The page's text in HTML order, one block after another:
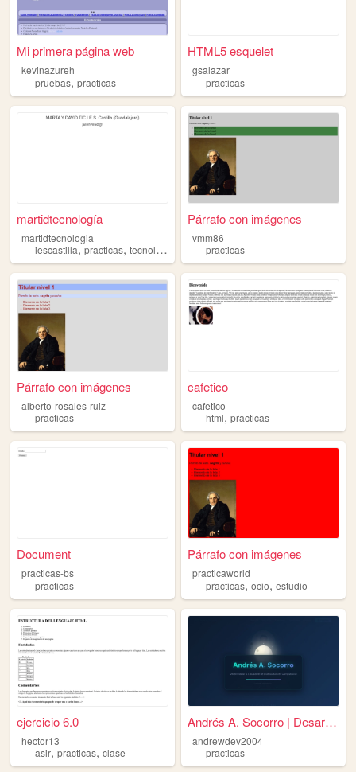
Mi primera página web
kevinazureh
pruebas, practicas
HTML5 esquelet
gsalazar
practicas
martidtecnología
martidtecnologia
iescastilla,practicas, tecnologia informatica,javascript
Párrafo con imágenes
vmm86
practicas
Párrafo con imágenes
alberto-rosales-ruiz
practicas
cafetico
cafetico
html,practicas
Document
practicas-bs
practicas
Párrafo con imágenes
practicaworld
practicas,ocio,estudio
ejercicio 6.0
hector13
asir, practicas, clase
Andrés A. Socorro | Desarrol...
andrewdev2004
practicas